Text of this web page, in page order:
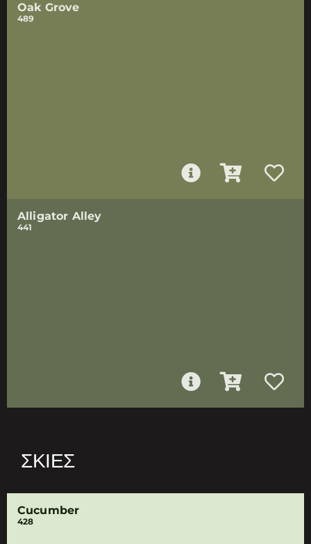
Oak Grove
489
Alligator Alley
441
ΣΚΙΈΣ
Cucumber
428